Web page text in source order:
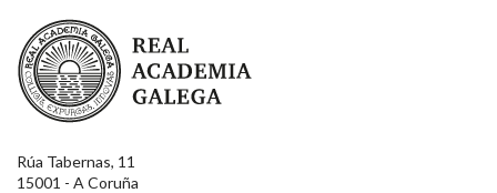
Real Academia Galega
Rúa Tabernas, 11
15001 - A Coruña